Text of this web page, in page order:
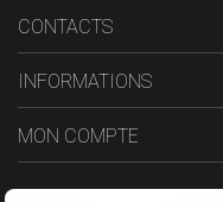
CONTACTS
INFORMATIONS
MON COMPTE